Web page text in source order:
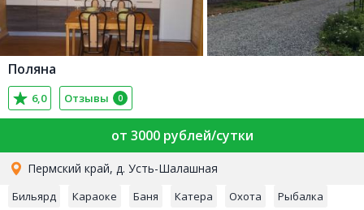
Поляна
6,0 Отзывы 0
от 3000 рублей/сутки
Пермский край, д. Усть-Шалашная
Бильярд Караоке Баня Катера Охота Рыбалка